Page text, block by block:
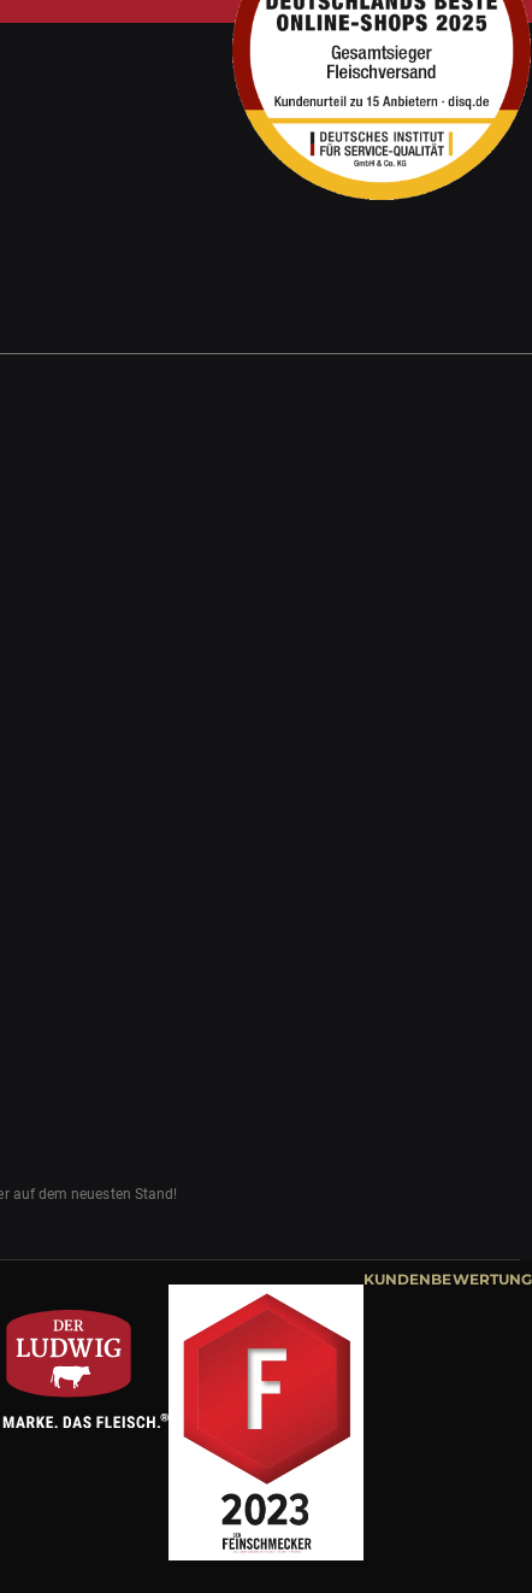
auf dem neuesten Stand!
KUNDENBEWERTUNG